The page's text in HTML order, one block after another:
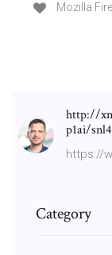
Mozilla
http://
p1ai/
https://
Category